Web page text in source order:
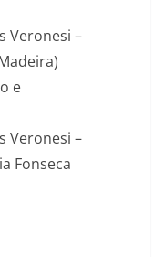
Veronesi –
e
Veronesi –
Fonseca